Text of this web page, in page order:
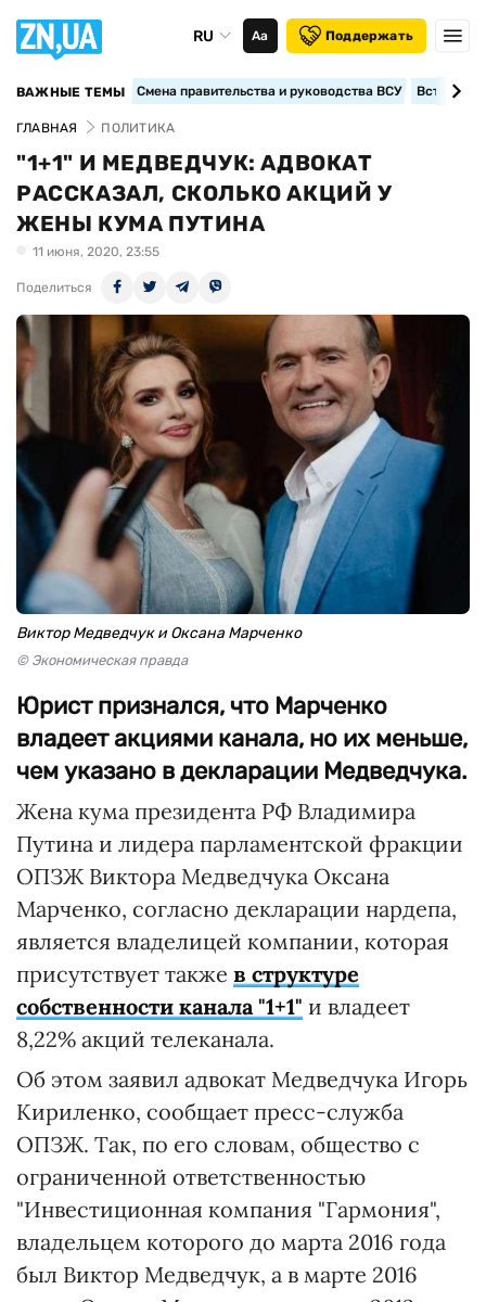
RU Аа Поддержать
ВАЖНЫЕ ТЕМЫ Смена правительства и руководства ВСУ
ГЛАВНАЯ ПОЛИТИКА
"1+1" И МЕДВЕДЧУК: АДВОКАТ
РАССКАЗАЛ, СКОЛЬКО АКЦИЙ У
ЖЕНЫ КУМА ПУТИНА
11 июня, 2020, 23:55
Поделиться
Виктор Медведчук и Оксана Марченко
© Экономическая правда
Юрист признался, что Марченко
владеет акциями канала, но их меньше,
чем указано в декларации Медведчука.
Жена кума президента РФ Владимира
Путина и лидера парламентской фракции
ОПЗЖ Виктора Медведчука Оксана
Марченко, согласно декларации нардепа,
является владелицей компании, которая
присутствует также в структуре
собственности канала "1+1" и владеет
8,22% акций телеканала.
Об этом заявил адвокат Медведчука Игорь
Кириленко, сообщает пресс-служба
ОПЗЖ. Так, по его словам, общество с
ограниченной ответственностью
"Инвестиционная компания "Гармония",
владельцем которого до марта 2016 года
был Виктор Медведчук, а в марте 2016